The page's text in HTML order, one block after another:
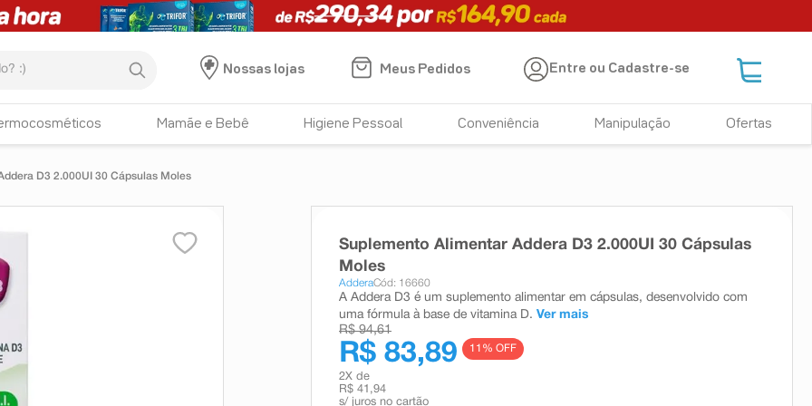
Nossas lojas
Meus Pedidos Entre ou Cadastre-se
Mamãe e Bebê Higiene Pessoal Conveniência Manipulação Ofertas
D3 2.000UI 30 Cápsulas Moles
Suplemento Alimentar Addera D3 2.000UI 30 Cápsulas
Moles
AdderaCód: 16660
A Addera D3 é um suplemento alimentar em cápsulas, desenvolvido com
uma fórmula à base de vitamina D. Ver mais
R$ 94,61
R$ 83,89 11 % OFF
2X de
R$ 41,94
s/ juros no cartão